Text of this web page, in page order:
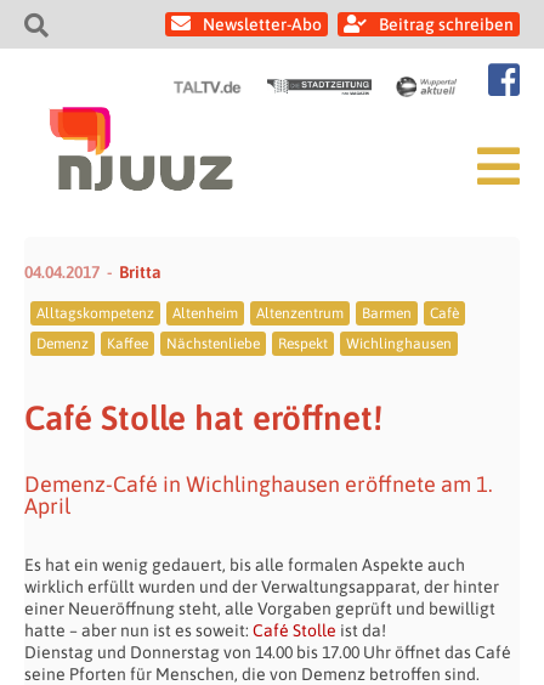
Newsletter-Abo Beitrag schreiben
04.04.2017 Britta
Alltagskompetenz Altenheim Altenzentrum Barmen
Cafè
Demenz
Kaffee Nächstenliebe Respekt Wichlinghausen
Café Stolle hat eröffnet!
Demenz-Café in Wichlinghausen eröffnete am 1.
April
Es hat ein wenig gedauert, bis alle formalen Aspekte auch
wirklich erfüllt wurden und der Verwaltungsapparat, der hinter
einer Neueröffnung steht, alle Vorgaben geprüft und bewilligt
hatte – aber nun ist es soweit: Café Stolle ist da!
Dienstag und Donnerstag von 14.00 bis 17.00 Uhr öffnet das Café
seine Pforten für Menschen, die von Demenz betroffen sind.